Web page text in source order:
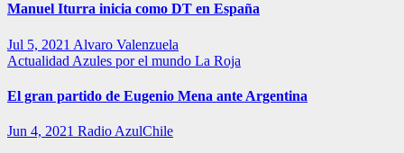
Manuel Iturra inicia como DT en España
Jul 5, 2021 Alvaro Valenzuela
Actualidad Azules por el mundo La Roja
El gran partido de Eugenio Mena ante Argentina
Jun 4, 2021 Radio AzulChile